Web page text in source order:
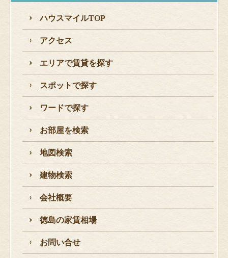
ハウスマイルTOP
アクセス
エリアで賃貸を探す
スポットで探す
ワードで探す
お部屋を検索
地図検索
建物検索
会社概要
徳島の家賃相場
お問い合せ